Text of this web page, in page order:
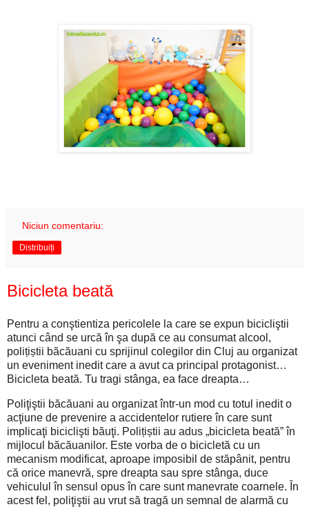
Niciun comentariu:
Distribuiți
Bicicleta beată
Pentru a conştientiza pericolele la care se expun bicicliştii
atunci când se urcă în şa după ce au consumat alcool,
polițiștii băcăuani cu sprijinul colegilor din Cluj au organizat
un eveniment inedit care a avut ca principal protagonist…
Bicicleta beată. Tu tragi stânga, ea face dreapta…
Poliţiştii băcăuani au organizat într-un mod cu totul inedit o
acţiune de prevenire a accidentelor rutiere în care sunt
implicaţi biciclişti băuţi. Polițiștii au adus „bicicleta beată” în
mijlocul băcăuanilor. Este vorba de o bicicletă cu un
mecanism modificat, aproape imposibil de stăpânit, pentru
că orice manevră, spre dreapta sau spre stânga, duce
vehiculul în sensul opus în care sunt manevrate coarnele. În
acest fel, poliţiştii au vrut să tragă un semnal de alarmă cu